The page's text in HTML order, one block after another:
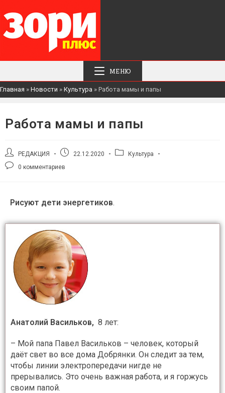
МЕНЮ
Главная » Новости » Культура » Работа мамы и папы
Работа мамы и папы
РЕДАКЦИЯ 22.12.2020
Культура
0 комментариев
Рисуют дети энергетиков.
Анатолий Васильков, 8 лет:
– Мой папа Павел Васильков – человек, который
даёт свет во все дома Добрянки. Он следит за тем,
чтобы линии электропередачи нигде не
прерывались. Это очень важная работа, и я горжусь
своим папой.